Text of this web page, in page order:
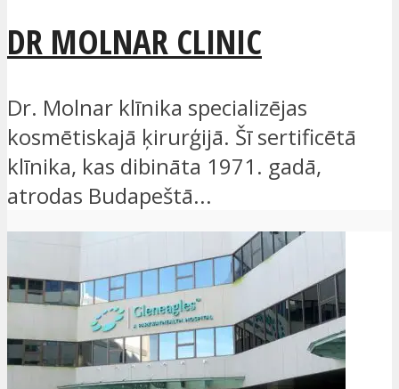
DR MOLNAR CLINIC
Dr. Molnar klīnika specializējas
kosmētiskajā ķirurģijā. Šī sertificētā
klīnika, kas dibināta 1971. gadā,
atrodas Budapeštā...